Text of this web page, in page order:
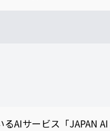
AIサービス「